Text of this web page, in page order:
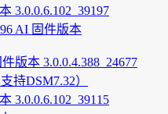
3.0.0.6.102_39197
AI 固件版本
版本 3.0.0.4.388_24677
持DSM7.32）
3.0.0.6.102_39115